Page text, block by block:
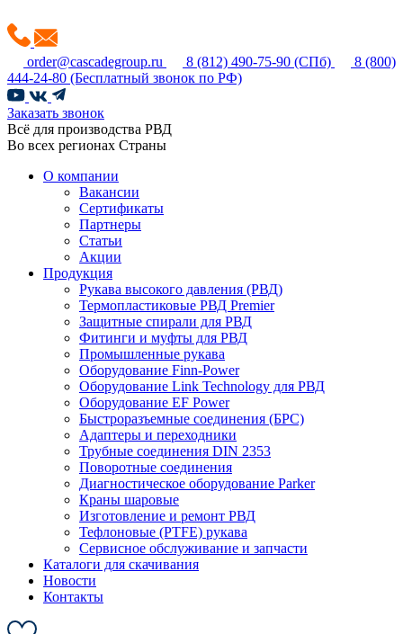
order@cascadegroup.ru 8 (812) 490-75-90 (СПб)
8 (800)
444-24-80 (Бесплатный звонок по РФ)
Заказать звонок
Всё для производства РВД
Во всех регионах Страны
О компании
Вакансии
Сертификаты
Партнеры
Статьи
Акции
Продукция
Рукава высокого давления (РВД)
Термопластиковые РВД Premier
Защитные спирали для РВД
Фитинги и муфты для РВД
Промышленные рукава
Оборудование Finn-Power
Оборудование Link Technology для РВД
Оборудование EF Power
Быстроразъемные соединения (БРС)
Адаптеры и переходники
Трубные соединения DIN 2353
Поворотные соединения
Диагностическое оборудование Parker
Краны шаровые
Изготовление и ремонт РВД
Тефлоновые (PTFE) рукава
Сервисное обслуживание и запчасти
Каталоги для скачивания
Новости
Контакты